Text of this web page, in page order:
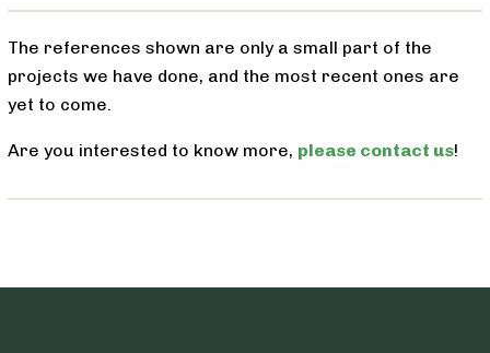
The references shown are only a small part of the
projects we have done, and the most recent ones are
yet to come.
Are you interested to know more, please contact us!